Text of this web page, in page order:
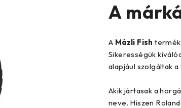
A
A Mázli Fish
Sikerességük
alapjául szolgáltak
Akik jártasak a
neve. Hiszen